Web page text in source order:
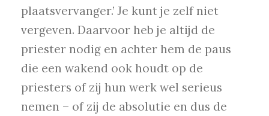
plaatsvervanger.’ Je kunt je zelf niet
vergeven. Daarvoor heb je altijd de
priester nodig en achter hem de paus
die een wakend ook houdt op de
priesters of zij hun werk wel serieus
nemen – of zij de absolutie en dus de